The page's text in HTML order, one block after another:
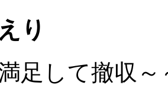
り
足して撤収～